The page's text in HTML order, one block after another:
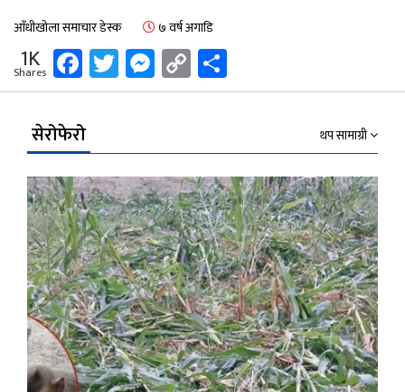
आँधीखोला समाचार डेस्क ७ वर्ष अगाडि
1K
Shares Facebook
Twitter
Messenger
Copy
Link
सेरोफेरो थप सामाग्री